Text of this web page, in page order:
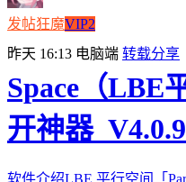
发帖狂魔VIP2
昨天 16:13 电脑端 转载分享
Space（LBE
开神器
软件介绍LBE 平行空间「